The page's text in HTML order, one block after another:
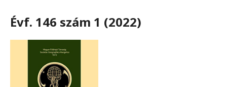
Évf. 146 szám 1 (2022)